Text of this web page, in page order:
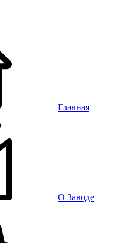
Главная
О Заводе